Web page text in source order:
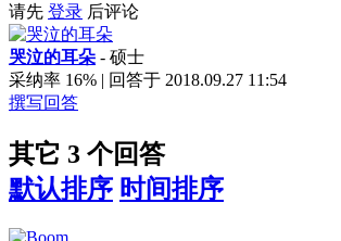
请先 登录 后评论
哭泣的耳朵 - 硕士
采纳率 16% | 回答于 2018.09.27 11:54
撰写回答
其它 3 个回答
默认排序 时间排序